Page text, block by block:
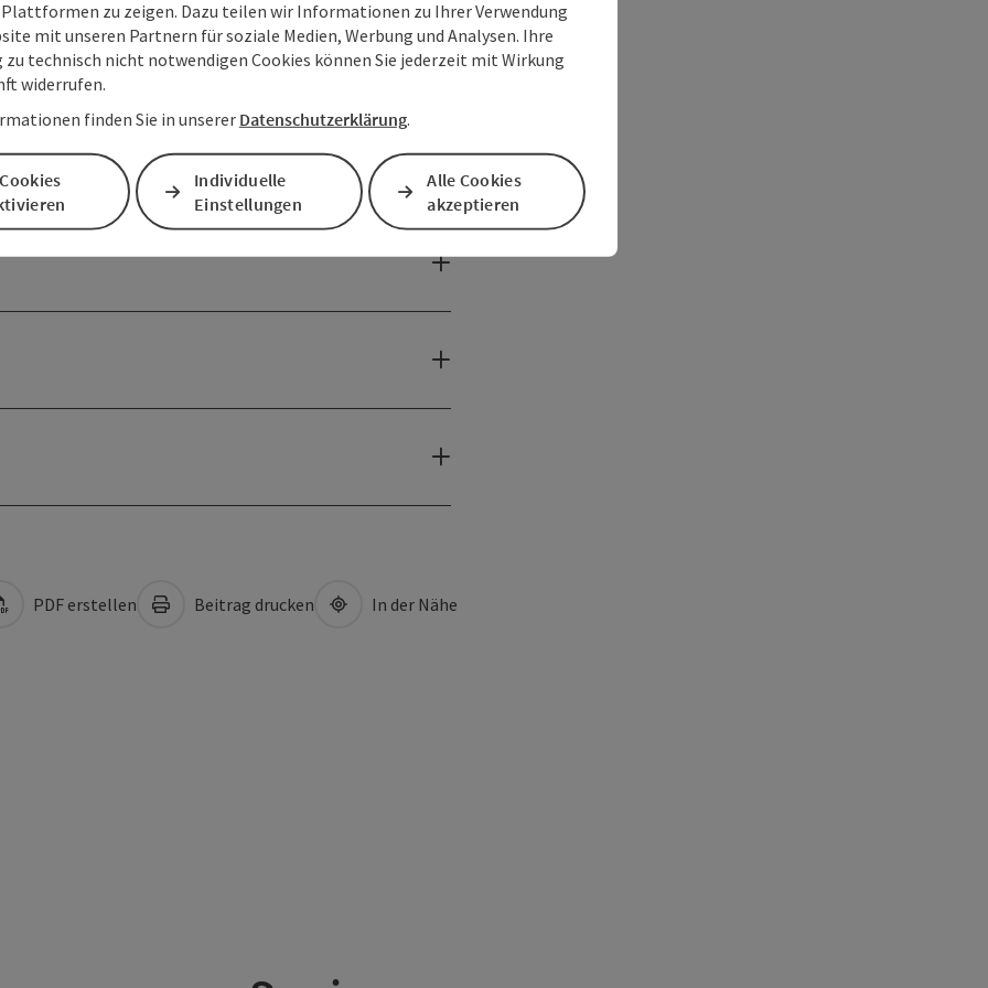
PDF erstellen Beitrag drucken In der Nähe
zu zeigen. Dazu teilen wir Informationen zu Ihrer Verwendung
mit unseren Partnern für soziale Medien, Werbung und Analysen. Ihre
technisch nicht notwendigen Cookies können Sie jederzeit mit Wirkung
widerrufen.
finden Sie in unserer Datenschutzerklärung.
Individuelle
Einstellungen
Alle Cookies
akzeptieren